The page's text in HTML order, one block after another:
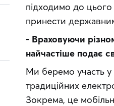
підходимо до
принести
- Враховуючи
найчастіше подає
Ми беремо участь
традиційних
Зокрема, це